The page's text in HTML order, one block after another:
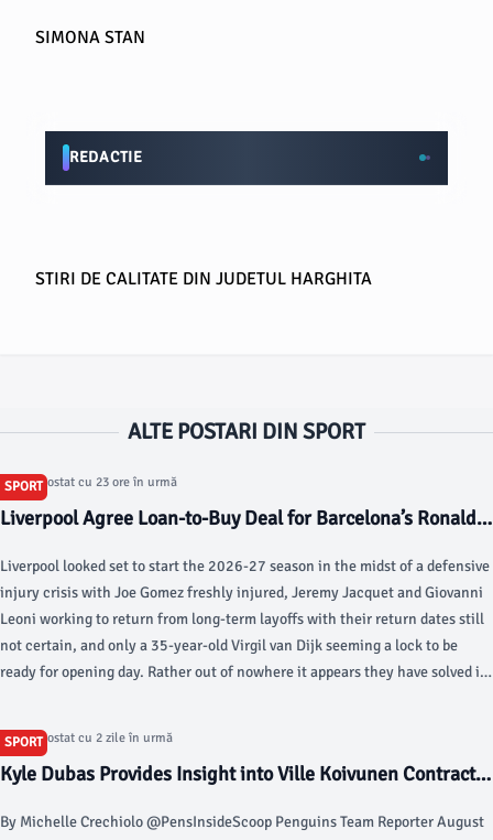
SIMONA STAN
REDACTIE
STIRI DE CALITATE DIN JUDETUL HARGHITA
ALTE POSTARI DIN SPORT
SPORT
Articol postat cu 23 ore în urmă
Liverpool Agree Loan-to-Buy Deal for Barcelona’s Ronald
Liverpool looked set to start the 2026-27 season in the midst of a defensive
injury crisis with Joe Gomez freshly injured, Jeremy Jacquet and Giovanni
Leoni working to return from long-term layoffs with their return dates still
not certain, and only a 35-year-old Virgil van Dijk seeming a lock to be
ready for opening day. Rather out of nowhere it appears they have solved it
should the club wish to do so at the end of the campaign.
SPORT
Articol postat cu 2 zile în urmă
Kyle Dubas Provides Insight into Ville Koivunen Contract -
By Michelle Crechiolo @PensInsideScoop Penguins Team Reporter August